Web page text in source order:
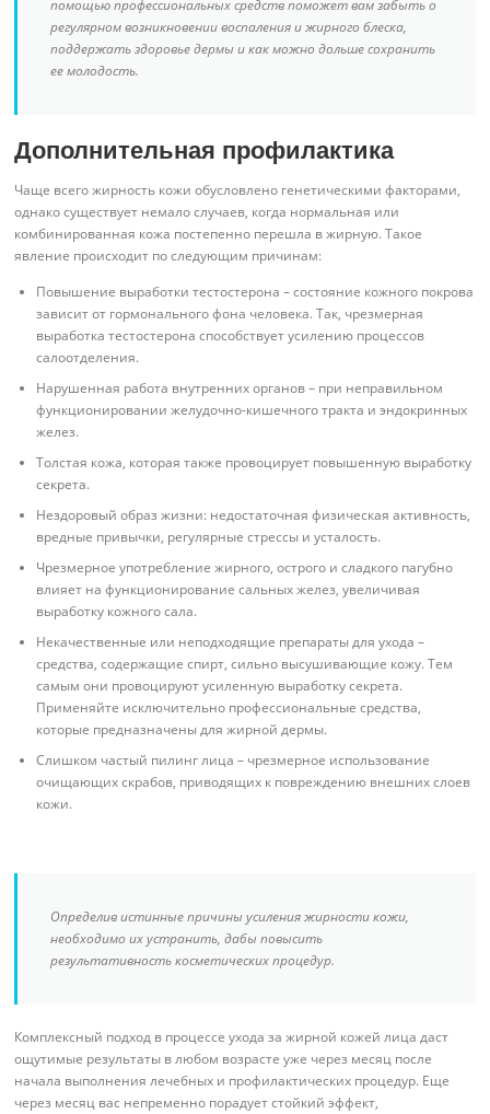
помощью профессиональных средств поможет вам забыть о
регулярном возникновении воспаления и жирного блеска,
поддержать здоровье дермы и как можно дольше сохранить
ее молодость.
Дополнительная профилактика
Чаще всего жирность кожи обусловлено генетическими факторами,
однако существует немало случаев, когда нормальная или
комбинированная кожа постепенно перешла в жирную. Такое
явление происходит по следующим причинам:
Повышение выработки тестостерона – состояние кожного покрова
зависит от гормонального фона человека. Так, чрезмерная
выработка тестостерона способствует усилению процессов
салоотделения.
Нарушенная работа внутренних органов – при неправильном
функционировании желудочно-кишечного тракта и эндокринных
желез.
Толстая кожа, которая также провоцирует повышенную выработку
секрета.
Нездоровый образ жизни: недостаточная физическая активность,
вредные привычки, регулярные стрессы и усталость.
Чрезмерное употребление жирного, острого и сладкого пагубно
влияет на функционирование сальных желез, увеличивая
выработку кожного сала.
Некачественные или неподходящие препараты для ухода –
средства, содержащие спирт, сильно высушивающие кожу. Тем
самым они провоцируют усиленную выработку секрета.
Применяйте исключительно профессиональные средства,
которые предназначены для жирной дермы.
Слишком частый пилинг лица – чрезмерное использование
очищающих скрабов, приводящих к повреждению внешних слоев
кожи.
Определив истинные причины усиления жирности кожи,
необходимо их устранить, дабы повысить
результативность косметических процедур.
Комплексный подход в процессе ухода за жирной кожей лица даст
ощутимые результаты в любом возрасте уже через месяц после
начала выполнения лечебных и профилактических процедур. Еще
через месяц вас непременно порадует стойкий эффект,